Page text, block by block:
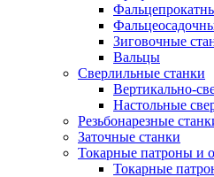
Зиговочные
Вальцы
Сверлильные станки
Вертикально-
Настольные
Резьбонарезные
Заточные станки
Токарные патроны и
Токарные